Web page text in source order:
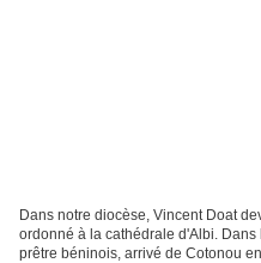
Dans notre diocèse, Vincent Doat
ordonné à la cathédrale d'Albi. Dans
prêtre béninois, arrivé de Cotonou